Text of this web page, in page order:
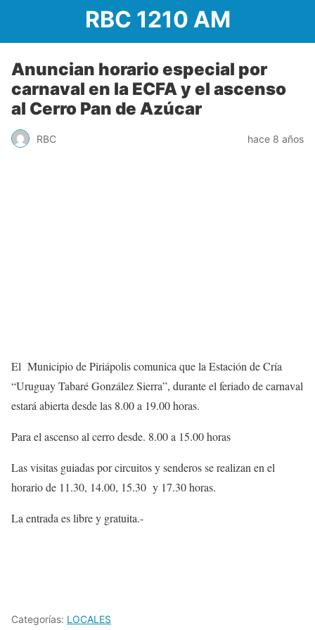
RBC 1210 AM
Anuncian horario especial por
carnaval en la ECFA y el ascenso
al Cerro Pan de Azúcar
RBC hace 8 años
El Municipio de Piriápolis comunica que la Estación de Cría
“Uruguay Tabaré González Sierra”, durante el feriado de carnaval
estará abierta desde las 8.00 a 19.00 horas.
Para el ascenso al cerro desde. 8.00 a 15.00 horas
Las visitas guiadas por circuitos y senderos se realizan en el
horario de 11.30, 14.00, 15.30 y 17.30 horas.
La entrada es libre y gratuita.-
Categorías: LOCALES